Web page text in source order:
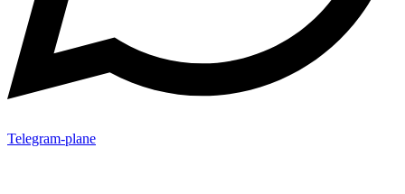
Telegram-plane